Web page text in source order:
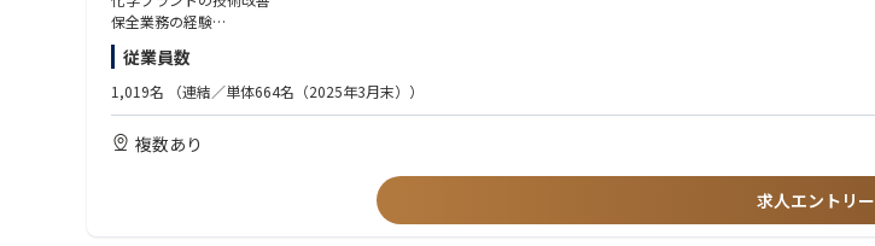
・建設工事プロジェクトでは、設計業務等の担当といったポジションで実務に対応
・新規プロセスのプロジェクト案件時の試運転等含めた製造部門への導入
・一般社員の部下の技術的なスキル向上への指導、教育及び労務管理
計23名
保全業務の経験
■あれば尚可なスキル・経験：
AutoCADでの簡単な図面修正等ができるスキル
従業員数
1,019名 （連結／単体664名（2025年3月末））
複数あり
求人エントリー